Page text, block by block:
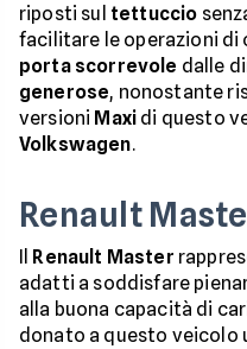
riposti sul tettuccio
facilitare le operazioni di
porta scorrevole dalle
generose, nonostante
versioni Maxi di questo
Volkswagen.
Renault
Il Renault Master
adatti a soddisfare
alla buona capacità di
donato a questo veicolo